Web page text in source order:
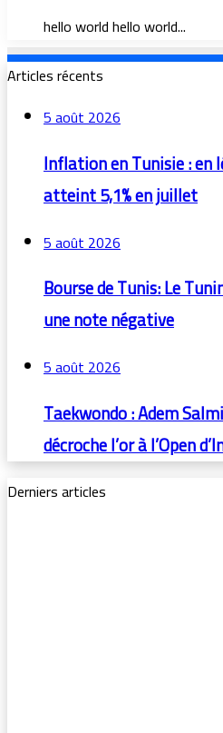
hello world hello world...
Articles récents
5 août 2026
Inflation en Tunisie : en
atteint 5,1% en juillet
5 août 2026
Bourse de Tunis: Le
une note négative
5 août 2026
Taekwondo : Adem
décroche l’or à l’Open
Derniers articles